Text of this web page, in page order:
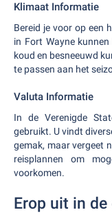
Klimaat Informatie
Bereid je voor op een
in Fort Wayne
koud en besneeuwd
te passen aan het
Valuta Informatie
In de Verenigde
gebruikt. U vindt
gemak, maar vergeet
reisplannen om
voorkomen.
Erop uit in